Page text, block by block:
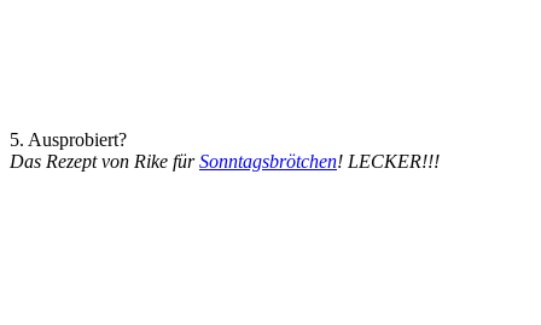
5. Ausprobiert?
Das Rezept von Rike fürSonntagsbrötchen! LECKER!!!